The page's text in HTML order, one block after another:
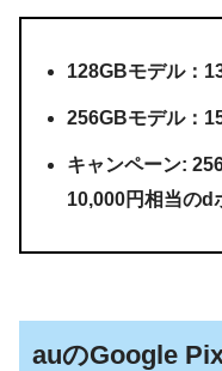
128GBモデル：
256GBモデル：
キャンペーン:
10,000円相当のd
auのGoogle